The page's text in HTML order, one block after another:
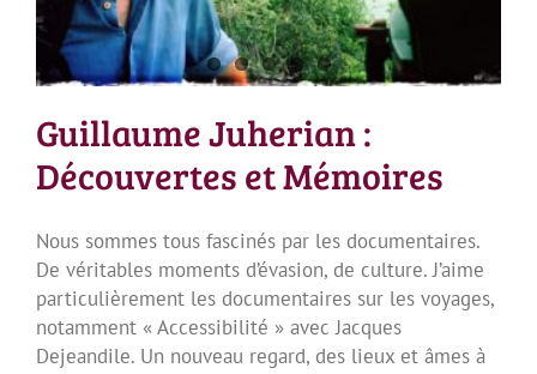
Guillaume Juherian :
Découvertes et Mémoires
Nous sommes tous fascinés par les documentaires.
De véritables moments d’évasion, de culture. J’aime
particulièrement les documentaires sur les voyages,
notamment « Accessibilité » avec Jacques
Dejeandile. Un nouveau regard, des lieux et âmes à